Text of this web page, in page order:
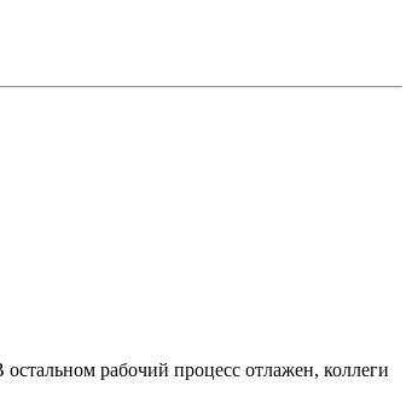
рабочий процесс отлажен, коллеги